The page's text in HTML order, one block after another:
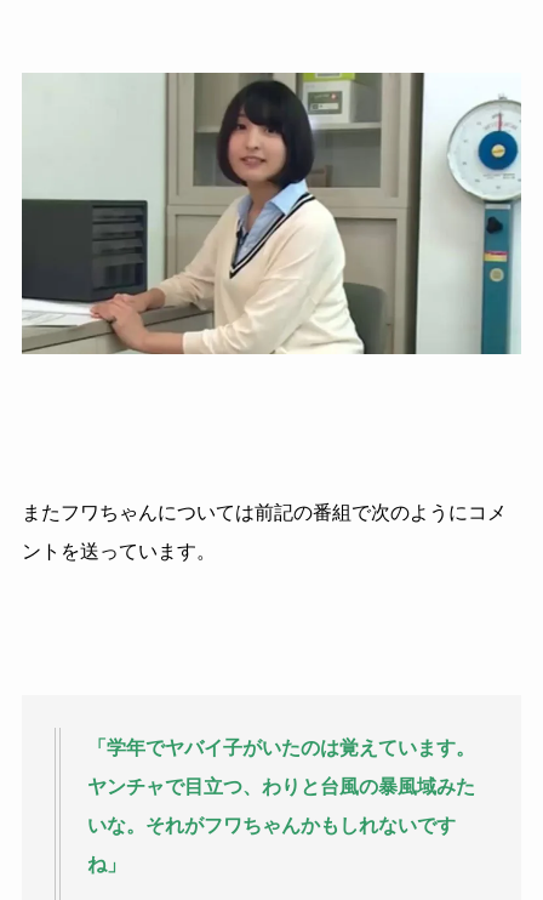
またフワちゃんについては前記の番組で次のようにコメ
ントを送っています。
「学年でヤバイ子がいたのは覚えています。
ヤンチャで目立つ、わりと台風の暴風域みた
いな。それがフワちゃんかもしれないです
ね」